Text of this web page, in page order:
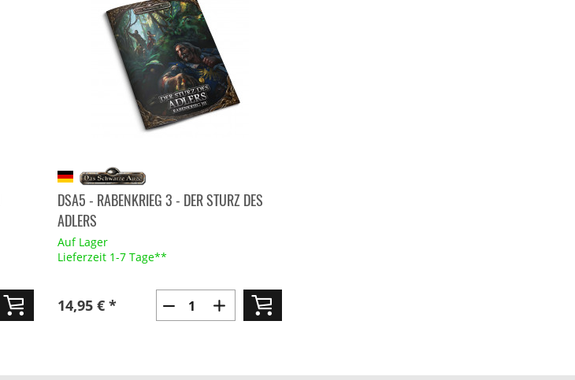
DSA5 - RABENKRIEG 3 - DER STURZ DES
ADLERS
Auf Lager
Lieferzeit 1-7 Tage**
14,95 € *